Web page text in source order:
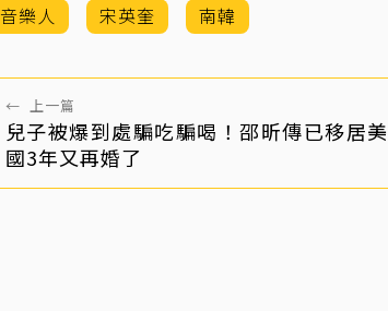
音樂人 宋英奎 南韓
← 上一篇
兒子被爆到處騙吃騙喝！邵昕傳已移居美
國3年又再婚了